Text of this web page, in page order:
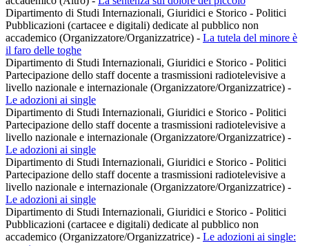
Dipartimento di Studi Internazionali, Giuridici e Storico - Politici
Pubblicazioni (cartacee e digitali) dedicate al pubblico non
accademico (Organizzatore/Organizzatrice) - La tutela del minore è
il faro delle toghe
Dipartimento di Studi Internazionali, Giuridici e Storico - Politici
Partecipazione dello staff docente a trasmissioni radiotelevisive a
livello nazionale e internazionale (Organizzatore/Organizzatrice) -
Le adozioni ai single
Dipartimento di Studi Internazionali, Giuridici e Storico - Politici
Partecipazione dello staff docente a trasmissioni radiotelevisive a
livello nazionale e internazionale (Organizzatore/Organizzatrice) -
Le adozioni ai single
Dipartimento di Studi Internazionali, Giuridici e Storico - Politici
Partecipazione dello staff docente a trasmissioni radiotelevisive a
livello nazionale e internazionale (Organizzatore/Organizzatrice) -
Le adozioni ai single
Dipartimento di Studi Internazionali, Giuridici e Storico - Politici
Pubblicazioni (cartacee e digitali) dedicate al pubblico non
accademico (Organizzatore/Organizzatrice) - Le adozioni ai single: